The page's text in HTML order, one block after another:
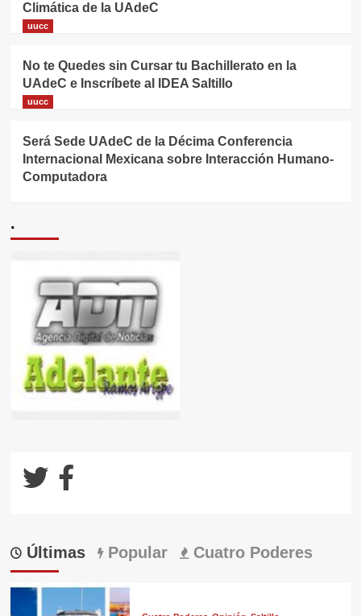
Climática de la UAdeC
uucc
No te Quedes sin Cursar tu Bachillerato en la
UAdeC e Inscríbete al IDEA Saltillo
uucc
Será Sede UAdeC de la Décima Conferencia
Internacional Mexicana sobre Interacción Humano-
Computadora
.
Últimas Popular Cuatro Poderes